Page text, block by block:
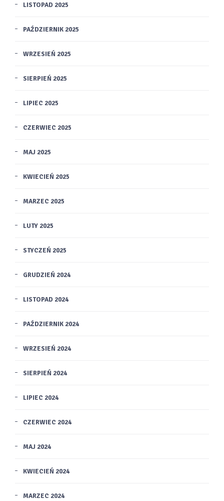
LISTOPAD 2025
PAŹDZIERNIK 2025
WRZESIEŃ 2025
SIERPIEŃ 2025
LIPIEC 2025
CZERWIEC 2025
MAJ 2025
KWIECIEŃ 2025
MARZEC 2025
LUTY 2025
STYCZEŃ 2025
GRUDZIEŃ 2024
LISTOPAD 2024
PAŹDZIERNIK 2024
WRZESIEŃ 2024
SIERPIEŃ 2024
LIPIEC 2024
CZERWIEC 2024
MAJ 2024
KWIECIEŃ 2024
MARZEC 2024